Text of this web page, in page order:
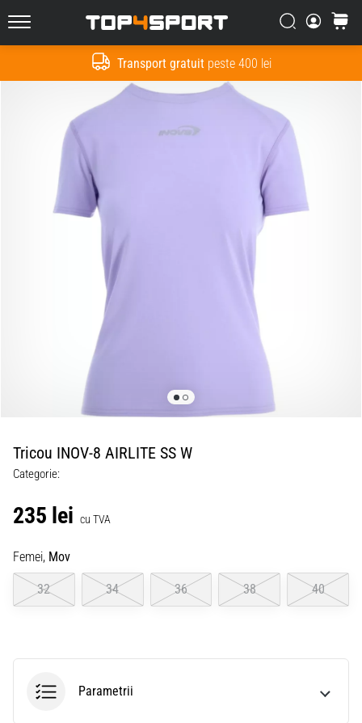
Transport gratuitpeste 400 lei
Top4Sport.ro Căutare
Cos
Tricou INOV-8 AIRLITE SS W
Categorie:
235 lei cu TVA
Femei, Mov
32 34 36 38 40
Parametrii